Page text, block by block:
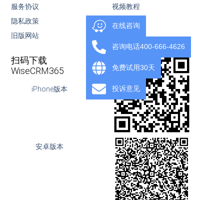
视频教程
下载
服务协议
隐私政策
旧版网站
扫码下载
WiseCRM365
iPhone版本
安卓版本
在线咨询
咨询电话400-666-4626
免费试用30天
投诉意见